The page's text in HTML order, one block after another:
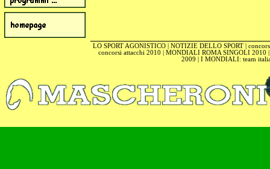
LO SPORT AGONISTICO| NOTIZIE DELLO SPORT|
concorsi attacchi 2010
MONDIALI ROMA SINGOLI 2010
2009
I MONDIALI: team